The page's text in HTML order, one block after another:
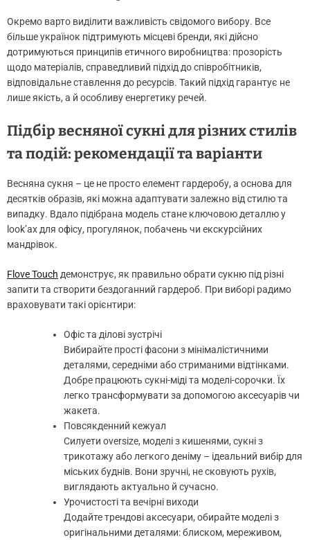
Окремо варто виділити важливість свідомого вибору. Все
більше українок підтримують місцеві бренди, які дійсно
дотримуються принципів етичного виробництва: прозорість
щодо матеріалів, справедливий підхід до співробітників,
відповідальне ставлення до ресурсів. Такий підхід гарантує не
лише якість, а й особливу енергетику речей.
Підбір весняної сукні для різних стилів
та подій: рекомендації та варіанти
Весняна сукня – це не просто елемент гардеробу, а основа для
десятків образів, які можна адаптувати залежно від стилю та
випадку. Вдало підібрана модель стане ключовою деталлю у
look’ах для офісу, прогулянок, побачень чи екскурсійних
мандрівок.
Flove Touch демонструє, як правильно обрати сукню під різні
запити та створити бездоганний гардероб. При виборі радимо
враховувати такі орієнтири:
Офіс та ділові зустрічі
Вибирайте прості фасони з мінімалістичними
деталями, середніми або стриманими відтінками.
Добре працюють сукні-міді та моделі-сорочки. Їх
легко трансформувати за допомогою аксесуарів чи
жакета.
Повсякденний кежуал
Силуети oversize, моделі з кишенями, сукні з
трикотажу або легкого деніму – ідеальний вибір для
міських буднів. Вони зручні, не сковують рухів,
виглядають актуально й сучасно.
Урочистості та вечірні виходи
Додайте трендові аксесуари, обирайте моделі з
оригінальними деталями: блиском, мереживом,